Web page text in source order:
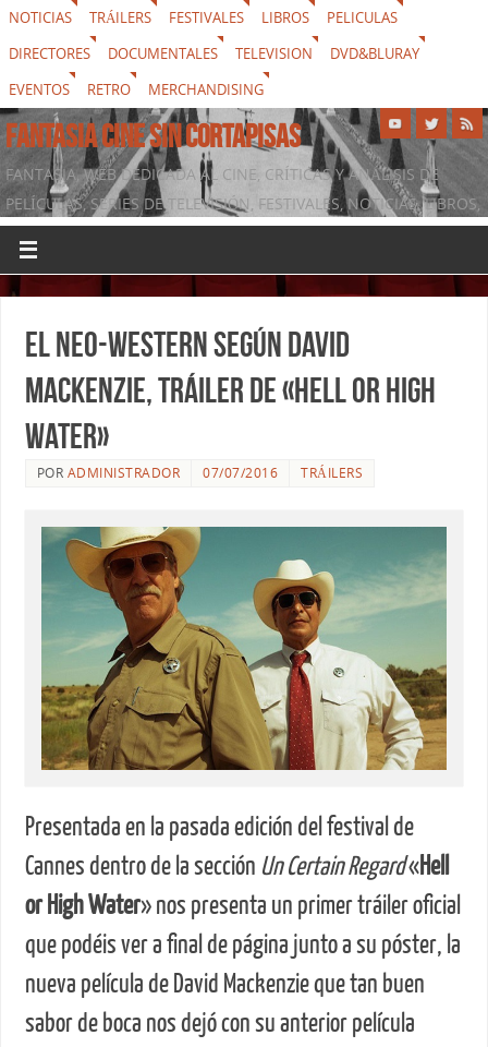
NOTICIAS TRÁILERS FESTIVALES LIBROS
PELICULAS
DIRECTORES
DOCUMENTALES TELEVISION
DVD&BLURAY
EVENTOS
RETRO MERCHANDISING
FANTASIA CINE SIN CORTAPISAS
FANTASIA, WEB DEDICADA AL CINE, CRÍTICAS Y ANÁLISIS DE
PELÍCULAS, SERIES DE TELEVISIÓN, FESTIVALES, NOTICIAS, LIBROS,
DVD & BLURAY, MERCHANDISING Y TODO LO QUE RODEA AL
SÉPTIMO ARTE
El neo-western según David
Mackenzie, tráiler de «Hell or High
Water»
POR ADMINISTRADOR 07/07/2016 TRÁILERS
Presentada en la pasada edición del festival de
Cannes dentro de la sección Un Certain Regard«Hell
or High Water» nos presenta un primer tráiler oficial
que podéis ver a final de página junto a su póster, la
nueva película de David Mackenzie que tan buen
sabor de boca nos dejó con su anterior película